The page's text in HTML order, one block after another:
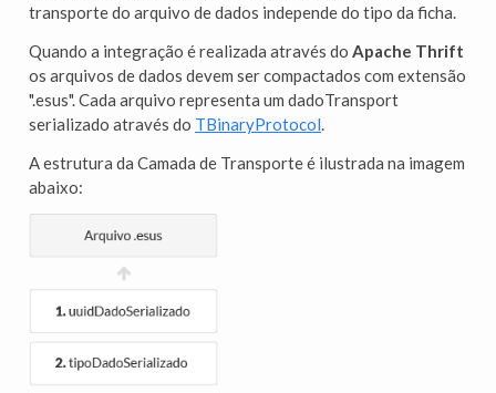
transporte do arquivo de dados independe do tipo da ficha.
Quando a integração é realizada através do Apache Thrift
os arquivos de dados devem ser compactados com extensão
".esus". Cada arquivo representa um dadoTransport
serializado através do TBinaryProtocol.
A estrutura da Camada de Transporte é ilustrada na imagem
abaixo: